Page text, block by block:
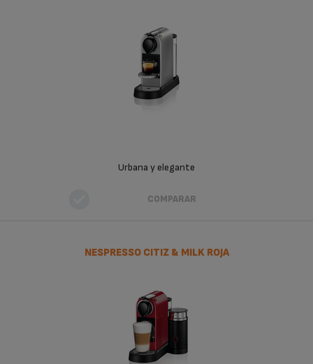
COMPARAR
Urbana y elegante
NESPRESSO CITIZ & MILK ROJA